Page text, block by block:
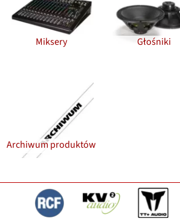
Miksery Głośniki
Archiwum produktów